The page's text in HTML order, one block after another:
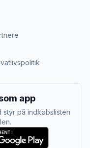
app
på indkøbslisten